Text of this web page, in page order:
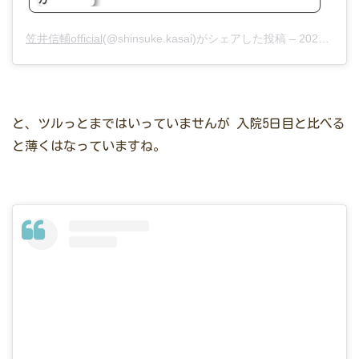
笠井信輔official(@shinsuke.kasai)がシェアした投稿 – 2020年 1月月8日午後11時38分PST
と、ツルっとまではいっていませんが 入院5日目と比べる
と薄くはなっていますね。